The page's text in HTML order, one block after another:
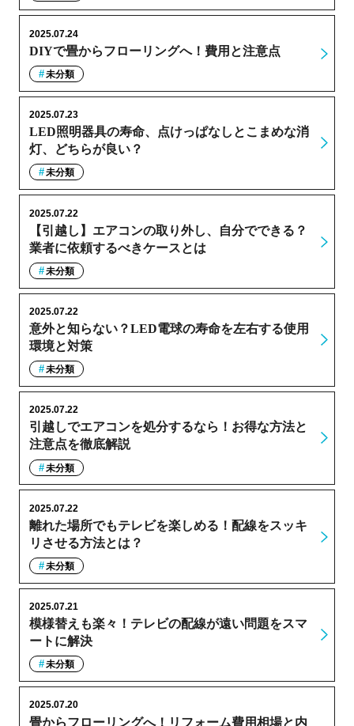
DIYで畳からフローリングへ！費用と注意点
2025.07.24
未分類
LED照明器具の寿命、点けっぱなしとこまめな消
灯、どちらが良い？
2025.07.23
未分類
【引越し】エアコンの取り外し、自分でできる？
業者に依頼するべきケースとは
2025.07.22
未分類
意外と知らない？LED電球の寿命を左右する使用
環境と対策
2025.07.22
未分類
引越しでエアコンを処分するなら！お得な方法と
注意点を徹底解説
2025.07.22
未分類
離れた場所でもテレビを楽しめる！配線をスッキ
リさせる方法とは？
2025.07.22
未分類
模様替えも楽々！テレビの配線が遠い問題をスマ
ートに解決
2025.07.21
未分類
畳からフローリングへ！リフォーム費用相場と内
2025.07.20